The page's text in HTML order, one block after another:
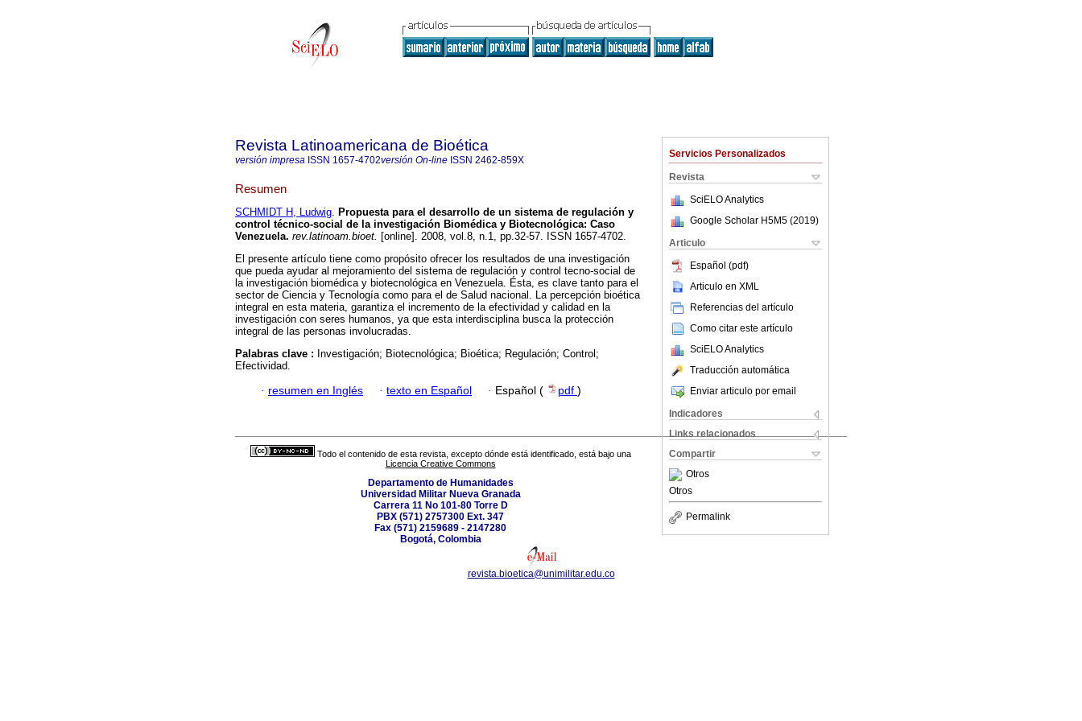
Servicios Personalizados
Revista
SciELO Analytics
Google Scholar H5M5 (2019)
Articulo
Español (pdf)
Articulo en XML
Referencias del artículo
Como citar este artículo
SciELO Analytics
Traducción automática
Enviar articulo por email
Indicadores
Links relacionados
Compartir
Otros
Otros
Permalink
Revista Latinoamericana de Bioética
versión impresa ISSN 1657-4702versión On-line ISSN 2462-859X
Resumen
SCHMIDT H, Ludwig. Propuesta para el desarrollo de un sistema de regulación y
control técnico-social de la investigación Biomédica y Biotecnológica: Caso
Venezuela. rev.latinoam.bioet. [online]. 2008, vol.8, n.1, pp.32-57. ISSN 1657-4702.
El presente artículo tiene como propósito ofrecer los resultados de una investigación
que pueda ayudar al mejoramiento del sistema de regulación y control tecno-social de
la investigación biomédica y biotecnológica en Venezuela. Ésta, es clave tanto para el
sector de Ciencia y Tecnología como para el de Salud nacional. La percepción bioética
integral en esta materia, garantiza el incremento de la efectividad y calidad en la
investigación con seres humanos, ya que esta interdisciplina busca la protección
integral de las personas involucradas.
Palabras clave : Investigación; Biotecnológica; Bioética; Regulación; Control;
Efectividad.
· resumen en Inglés · texto en Español · Español ( pdf )
Todo el contenido de esta revista, excepto dónde está identificado, está bajo una
Licencia Creative Commons
Departamento de Humanidades
Universidad Militar Nueva Granada
Carrera 11 No 101-80 Torre D
PBX (571) 2757300 Ext. 347
Fax (571) 2159689 - 2147280
Bogotá, Colombia
revista.bioetica@unimilitar.edu.co